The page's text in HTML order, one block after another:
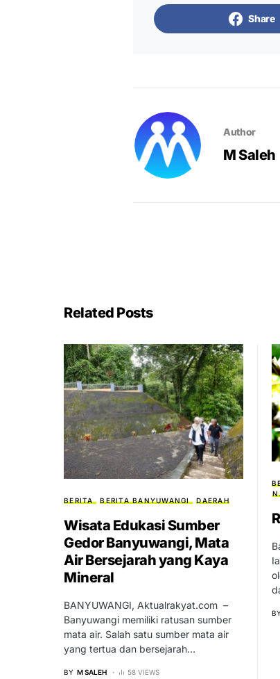
Share
Author
M Saleh
Related Posts
BERITA BERITA BANYUWANGI DAERAH
Wisata Edukasi Sumber
Gedor Banyuwangi, Mata
Air Bersejarah yang Kaya
Mineral
BANYUWANGI, Aktualrakyat.com –
Banyuwangi memiliki ratusan sumber
mata air. Salah satu sumber mata air
yang tertua dan bersejarah…
BY M SALEH 58 VIEWS
BY